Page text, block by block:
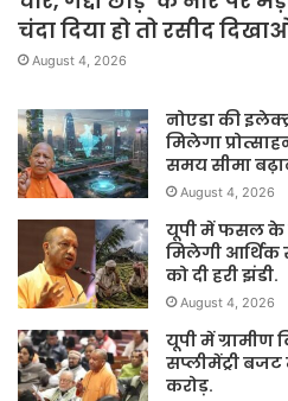
चंदा दिया हो तो रसीद
August 4, 2026
नोएडा की
मिलेगा
समय सीमा
August 4, 2026
यूपी में फसल के
मिलेगी आर्थिक
को दी हरी झंडी.
August 4, 2026
यूपी में ग्रामीण
सप्लीमेंट्री
करोड़.